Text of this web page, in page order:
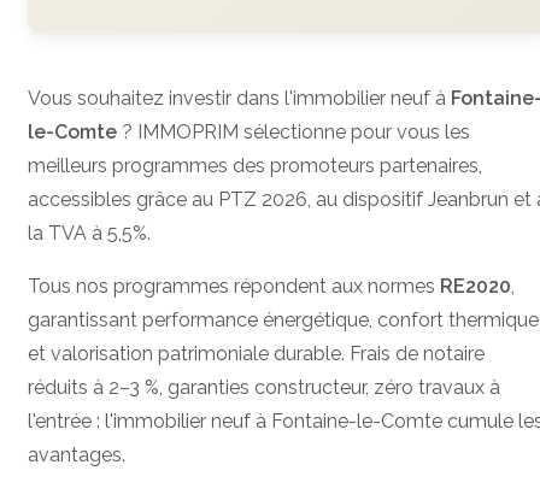
Vous souhaitez investir dans l'immobilier neuf à
le-Comte ? IMMOPRIM sélectionne pour vous les
meilleurs programmes des promoteurs partenaires,
accessibles grâce au PTZ 2026, au dispositif Jeanbrun et
la TVA à 5,5%.
Tous nos programmes répondent aux normes RE2020,
garantissant performance énergétique, confort thermique
et valorisation patrimoniale durable. Frais de notaire
réduits à 2–3 %, garanties constructeur, zéro travaux à
l'entrée : l'immobilier neuf à Fontaine-le-Comte cumule
avantages.